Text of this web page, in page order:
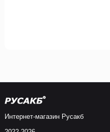
Интернет-магазин Русакб